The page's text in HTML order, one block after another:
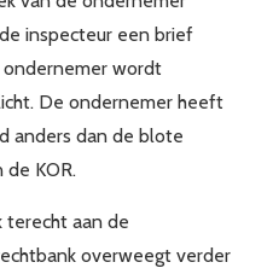
inspecteur een brief
wordt
De ondernemer heeft
anders dan de blote
KOR.
terecht aan de
overweegt verder